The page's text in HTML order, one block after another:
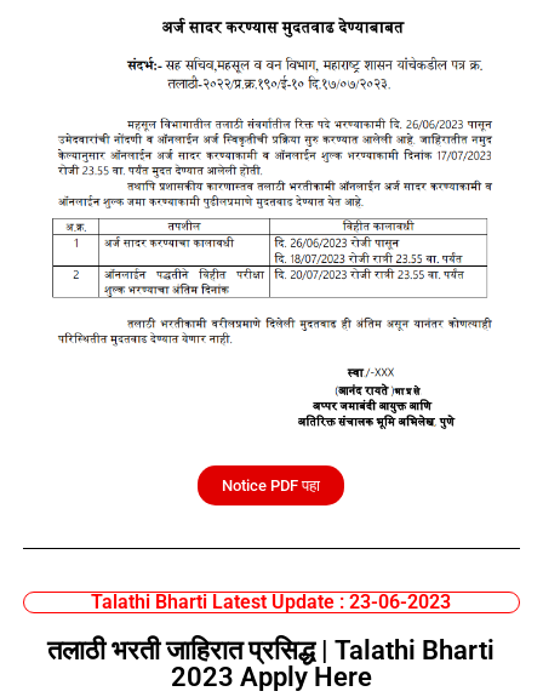
Notice PDF पहा
Talathi Bharti Latest Update : 23-06-2023
तलाठी भरती जाहिरात प्रसिद्ध | Talathi Bharti
2023 Apply Here